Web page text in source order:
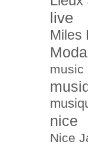
live
Miles
music
nice
Nice